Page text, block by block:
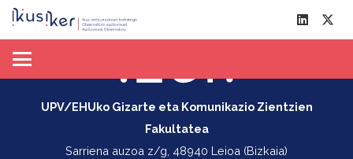
UPV/EHUko Gizarte eta Komunikazio Zientzien
Fakultatea
Sarriena auzoa z/g, 48940 Leioa (Bizkaia)